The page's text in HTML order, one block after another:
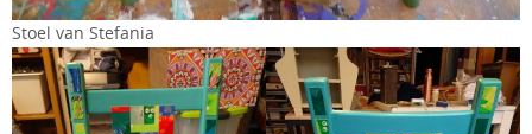
Stoel van Stefania